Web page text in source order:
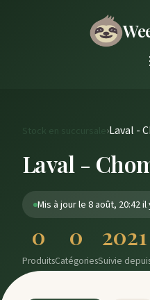
Stock en succursale ›Laval -
Laval -
Mis à jour le 8 août, 20:42
0
Produits
0
Catégories
2021
Suivie